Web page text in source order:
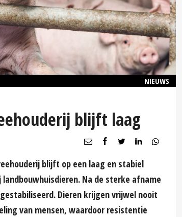
NIEUWS
blijft laag
blijft op een laag en stabiel
Na de sterke afname
Dieren krijgen vrijwel nooit
van mensen, waardoor resistentie